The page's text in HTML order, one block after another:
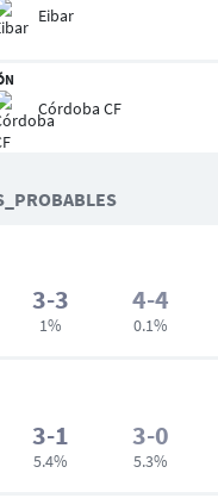
Eibar
Córdoba CF
3-1
5.4%
3-0
5.3%
3-3
1%
4-4
0.1%